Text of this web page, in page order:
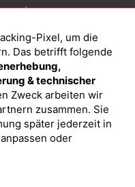
sind sind ETFs?
Vorteile
ist ein Fonds?
Pixel, um die
Das betrifft folgende
& technischer
Zweck arbeiten wir
zusammen. Sie
später jederzeit in
anpassen oder